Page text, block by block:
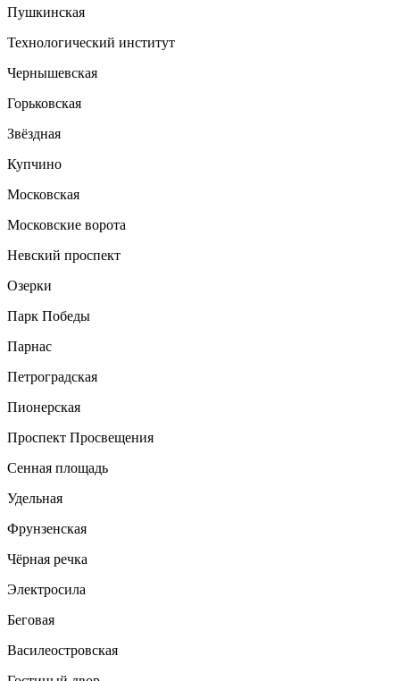
Пушкинская
Технологический институт
Чернышевская
Горьковская
Звёздная
Купчино
Московская
Московские ворота
Невский проспект
Озерки
Парк Победы
Парнас
Петроградская
Пионерская
Проспект Просвещения
Сенная площадь
Удельная
Фрунзенская
Чёрная речка
Электросила
Беговая
Василеостровская